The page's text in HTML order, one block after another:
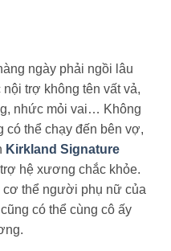
ngày phải ngồi lâu
trợ không tên vất vả,
nhức mỏi vai… Không
có thể chạy đến bên vợ,
Kirkland Signature
hệ xương chắc khỏe.
cơ thể người phụ nữ của
có thể cùng cô ấy